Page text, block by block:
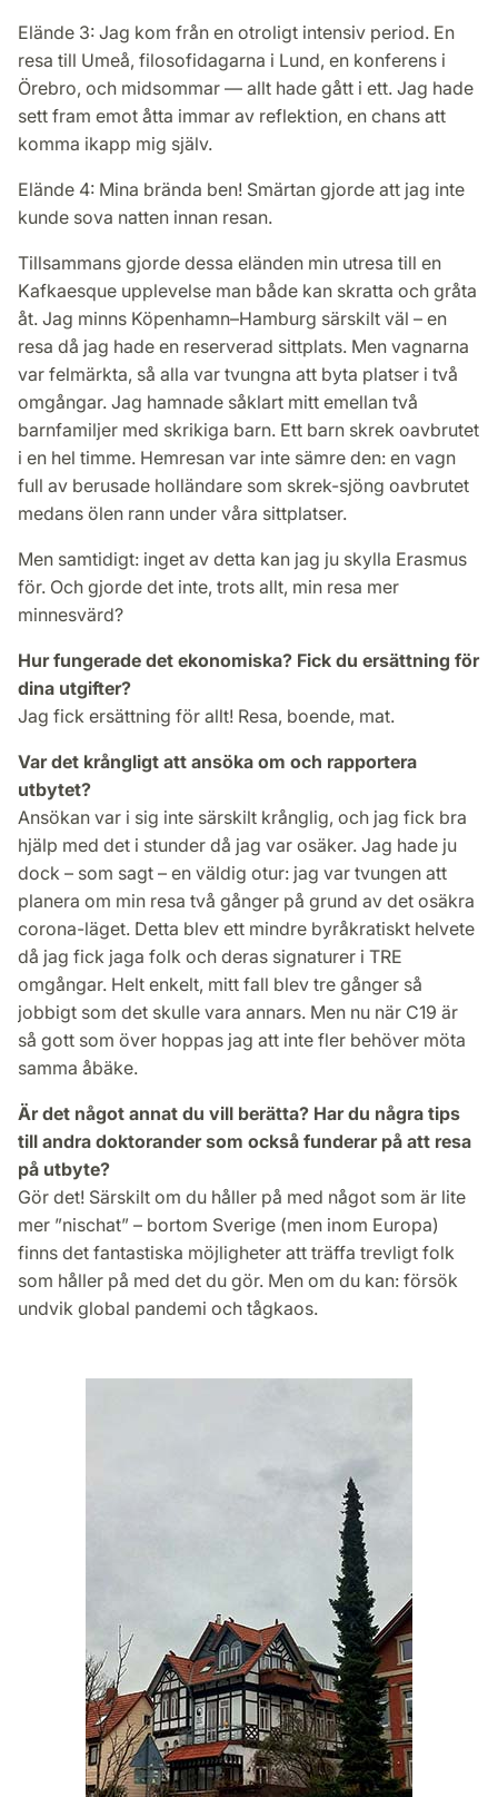
Elände 3: Jag kom från en otroligt intensiv period. En
resa till Umeå, filosofidagarna i Lund, en konferens i
Örebro, och midsommar — allt hade gått i ett. Jag hade
sett fram emot åtta immar av reflektion, en chans att
komma ikapp mig själv.
Elände 4: Mina brända ben! Smärtan gjorde att jag inte
kunde sova natten innan resan.
Tillsammans gjorde dessa eländen min utresa till en
Kafkaesque upplevelse man både kan skratta och gråta
åt. Jag minns Köpenhamn–Hamburg särskilt väl – en
resa då jag hade en reserverad sittplats. Men vagnarna
var felmärkta, så alla var tvungna att byta platser i två
omgångar. Jag hamnade såklart mitt emellan två
barnfamiljer med skrikiga barn. Ett barn skrek oavbrutet
i en hel timme. Hemresan var inte sämre den: en vagn
full av berusade holländare som skrek-sjöng oavbrutet
medans ölen rann under våra sittplatser.
Men samtidigt: inget av detta kan jag ju skylla Erasmus
för. Och gjorde det inte, trots allt, min resa mer
minnesvärd?
Hur fungerade det ekonomiska? Fick du ersättning för
dina utgifter?
Jag fick ersättning för allt! Resa, boende, mat.
Var det krångligt att ansöka om och rapportera
utbytet?
Ansökan var i sig inte särskilt krånglig, och jag fick bra
hjälp med det i stunder då jag var osäker. Jag hade ju
dock – som sagt – en väldig otur: jag var tvungen att
planera om min resa två gånger på grund av det osäkra
corona-läget. Detta blev ett mindre byråkratiskt helvete
då jag fick jaga folk och deras signaturer i TRE
omgångar. Helt enkelt, mitt fall blev tre gånger så
jobbigt som det skulle vara annars. Men nu när C19 är
så gott som över hoppas jag att inte fler behöver möta
samma åbäke.
Är det något annat du vill berätta? Har du några tips
till andra doktorander som också funderar på att resa
på utbyte?
Gör det! Särskilt om du håller på med något som är lite
mer ”nischat” – bortom Sverige (men inom Europa)
finns det fantastiska möjligheter att träffa trevligt folk
som håller på med det du gör. Men om du kan: försök
undvik global pandemi och tågkaos.